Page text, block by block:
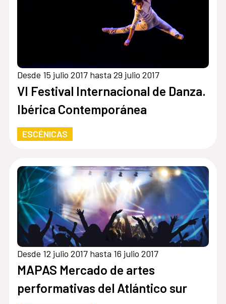
Desde 15 julio 2017 hasta 29 julio 2017
VI Festival Internacional de Danza.
Ibérica Contemporánea
ESCÉNICAS
Desde 12 julio 2017 hasta 16 julio 2017
MAPAS Mercado de artes
performativas del Atlántico sur